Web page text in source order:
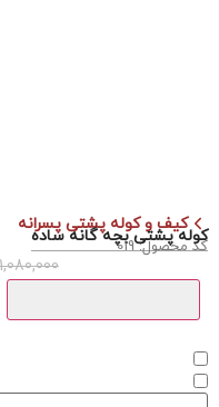
کیف و کوله پشتی پسرانه
کوله پشتی بچه گانه ساده
کد محصول: 019
شارژ شد یا تخفیف خورد اطلاع بده